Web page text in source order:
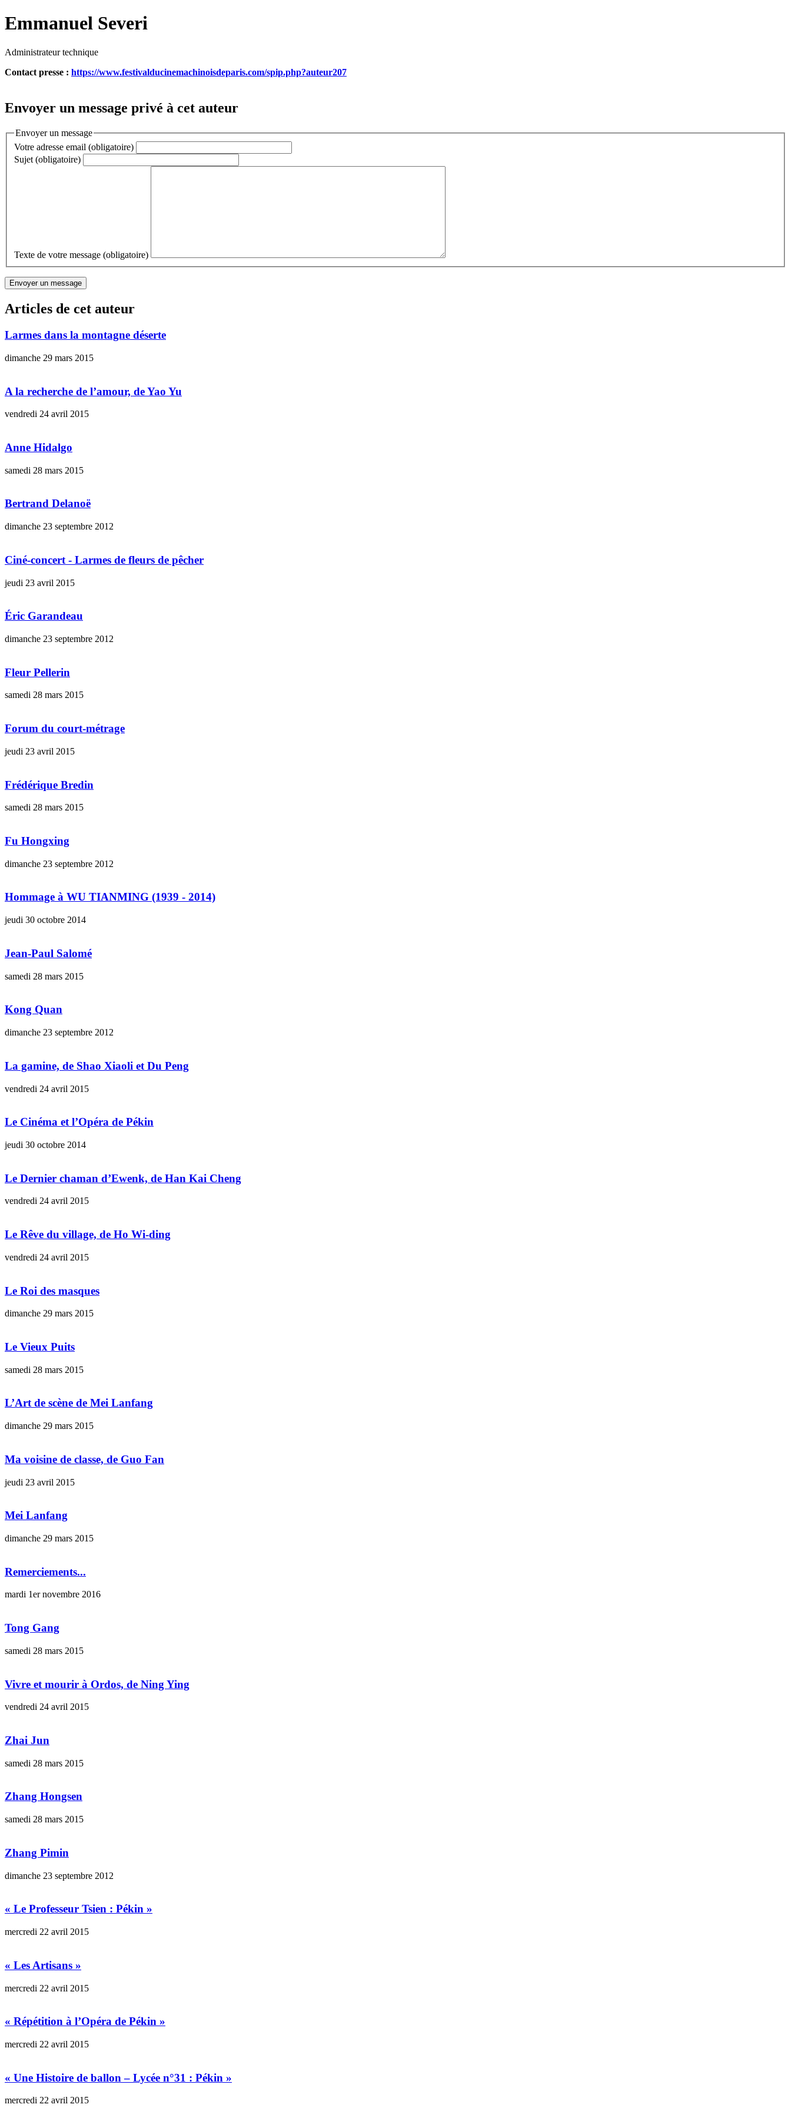
Emmanuel Severi
Administrateur technique
Contact presse : https://www.festivalducinemachinoisdeparis.com/spip.php?auteur207
Envoyer un message privé à cet auteur
Envoyer un message
Votre adresse email (obligatoire)
Sujet (obligatoire)
Texte de votre message (obligatoire)
Articles de cet auteur
Larmes dans la montagne déserte
dimanche 29 mars 2015
A la recherche de l’amour, de Yao Yu
vendredi 24 avril 2015
Anne Hidalgo
samedi 28 mars 2015
Bertrand Delanoë
dimanche 23 septembre 2012
Ciné-concert - Larmes de fleurs de pêcher
jeudi 23 avril 2015
Éric Garandeau
dimanche 23 septembre 2012
Fleur Pellerin
samedi 28 mars 2015
Forum du court-métrage
jeudi 23 avril 2015
Frédérique Bredin
samedi 28 mars 2015
Fu Hongxing
dimanche 23 septembre 2012
Hommage à WU TIANMING (1939 - 2014)
jeudi 30 octobre 2014
Jean-Paul Salomé
samedi 28 mars 2015
Kong Quan
dimanche 23 septembre 2012
La gamine, de Shao Xiaoli et Du Peng
vendredi 24 avril 2015
Le Cinéma et l’Opéra de Pékin
jeudi 30 octobre 2014
Le Dernier chaman d’Ewenk, de Han Kai Cheng
vendredi 24 avril 2015
Le Rêve du village, de Ho Wi-ding
vendredi 24 avril 2015
Le Roi des masques
dimanche 29 mars 2015
Le Vieux Puits
samedi 28 mars 2015
L’Art de scène de Mei Lanfang
dimanche 29 mars 2015
Ma voisine de classe, de Guo Fan
jeudi 23 avril 2015
Mei Lanfang
dimanche 29 mars 2015
Remerciements...
mardi 1er novembre 2016
Tong Gang
samedi 28 mars 2015
Vivre et mourir à Ordos, de Ning Ying
vendredi 24 avril 2015
Zhai Jun
samedi 28 mars 2015
Zhang Hongsen
samedi 28 mars 2015
Zhang Pimin
dimanche 23 septembre 2012
« Le Professeur Tsien : Pékin »
mercredi 22 avril 2015
« Les Artisans »
mercredi 22 avril 2015
« Répétition à l’Opéra de Pékin »
mercredi 22 avril 2015
« Une Histoire de ballon – Lycée n°31 : Pékin »
mercredi 22 avril 2015